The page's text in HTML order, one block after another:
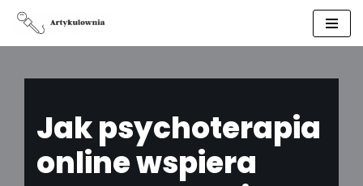
Przejdź
treści
Jak psychoterapia
online wspiera